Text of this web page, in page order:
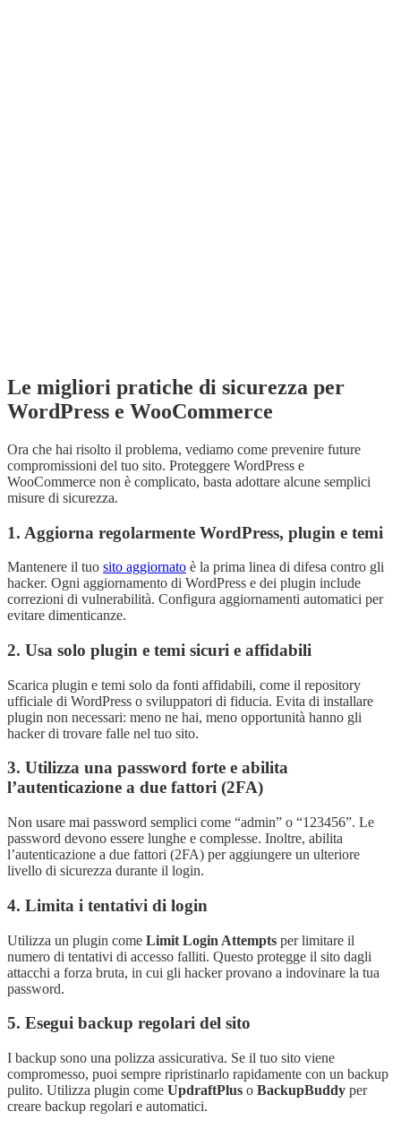
Le migliori pratiche di sicurezza per
WordPress e WooCommerce
Ora che hai risolto il problema, vediamo come prevenire future
compromissioni del tuo sito. Proteggere WordPress e
WooCommerce non è complicato, basta adottare alcune semplici
misure di sicurezza.
1. Aggiorna regolarmente WordPress, plugin e temi
Mantenere il tuo sito aggiornato è la prima linea di difesa contro gli
hacker. Ogni aggiornamento di WordPress e dei plugin include
correzioni di vulnerabilità. Configura aggiornamenti automatici per
evitare dimenticanze.
2. Usa solo plugin e temi sicuri e affidabili
Scarica plugin e temi solo da fonti affidabili, come il repository
ufficiale di WordPress o sviluppatori di fiducia. Evita di installare
plugin non necessari: meno ne hai, meno opportunità hanno gli
hacker di trovare falle nel tuo sito.
3. Utilizza una password forte e abilita
l’autenticazione a due fattori (2FA)
Non usare mai password semplici come “admin” o “123456”. Le
password devono essere lunghe e complesse. Inoltre, abilita
l’autenticazione a due fattori (2FA) per aggiungere un ulteriore
livello di sicurezza durante il login.
4. Limita i tentativi di login
Utilizza un plugin come Limit Login Attempts per limitare il
numero di tentativi di accesso falliti. Questo protegge il sito dagli
attacchi a forza bruta, in cui gli hacker provano a indovinare la tua
password.
5. Esegui backup regolari del sito
I backup sono una polizza assicurativa. Se il tuo sito viene
compromesso, puoi sempre ripristinarlo rapidamente con un backup
pulito. Utilizza plugin come UpdraftPlus o BackupBuddy per
creare backup regolari e automatici.